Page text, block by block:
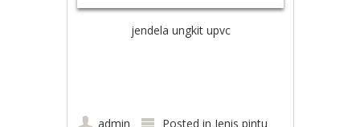
jendela ungkit upvc
admin Posted in Jenis pintu